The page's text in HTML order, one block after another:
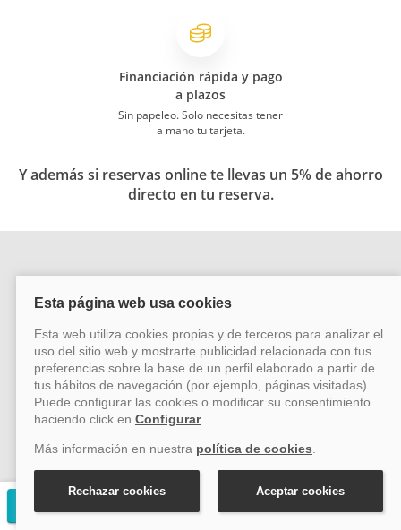
Financiación rápida y pago
a plazos
Sin papeleo. Solo necesitas tener
a mano tu tarjeta.
Y además si reservas online te llevas un 5% de ahorro
directo en tu reserva.
Síguenos en las redes
Más información
Preguntas frecuentes
Financia tu viaje en crucero
Nota Legal y Condiciones de Contratación